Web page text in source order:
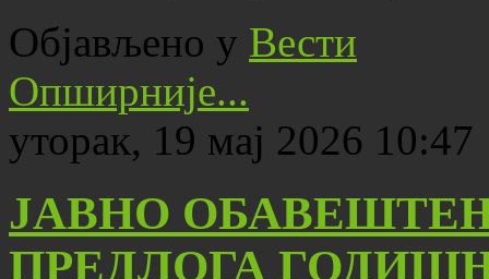
Објављено у Вести
Опширније...
уторак, 19 мај 2026 10:47
ЈАВНО
ПРЕДЛОГА